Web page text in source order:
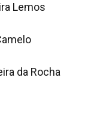
Lemos
da Rocha